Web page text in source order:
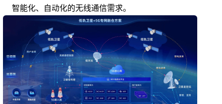
智能化、自动化的无线通信需求。
管理网络复杂性和利用4G LTE所提供的所有服务至关重要。
iSMS